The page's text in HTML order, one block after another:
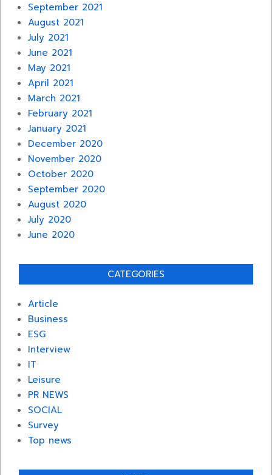
September 2021
August 2021
July 2021
June 2021
May 2021
April 2021
March 2021
February 2021
January 2021
December 2020
November 2020
October 2020
September 2020
August 2020
July 2020
June 2020
CATEGORIES
Article
Business
ESG
Interview
IT
Leisure
PR NEWS
SOCIAL
Survey
Top news